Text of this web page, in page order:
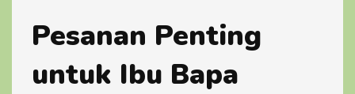
Pesanan Penting
untuk Ibu Bapa